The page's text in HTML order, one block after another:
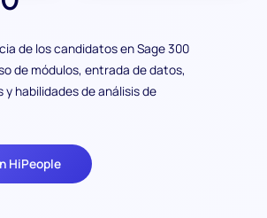
de los candidatos en Sage 300
de módulos, entrada de datos,
habilidades de análisis de
HiPeople